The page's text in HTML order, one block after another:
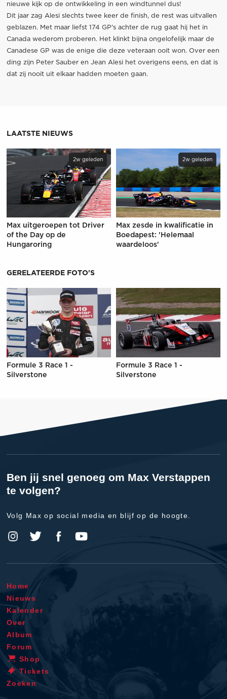
nieuwe kijk op de ontwikkeling in een windtunnel dus!
Dit jaar zag Alesi slechts twee keer de finish, de rest was uitvallen
geblazen. Met maar liefst 174 GP's achter de rug gaat hij het in
Canada wederom proberen. Het klinkt bijna ongelofelijk maar de
Canadese GP was de enige die deze veteraan ooit won. Over een
ding zijn Peter Sauber en Jean Alesi het overigens eens, en dat is
dat zij nooit uit elkaar hadden moeten gaan.
LAATSTE NIEUWS
2w geleden
Max uitgeroepen tot Driver
of the Day op de
Hungaroring
2w geleden
Max zesde in kwalificatie in
Boedapest: 'Helemaal
waardeloos'
GERELATEERDE FOTO'S
Formule 3 Race 1 -
Silverstone
Formule 3 Race 1 -
Silverstone
Ben jij snel genoeg om Max Verstappen
te volgen?
Volg Max op social media en blijf op de hoogte.
Home
Nieuws
Kalender
Over
Album
Forum
Shop
Tickets
Zoeken